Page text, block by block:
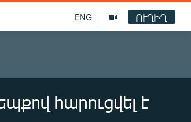
ENG ՈՒՂԻՂ
հարուցվել է